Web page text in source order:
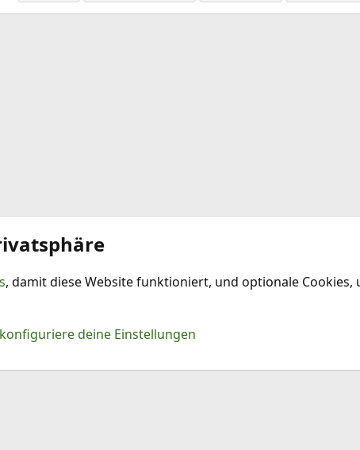
, damit diese Website funktioniert, und optionale
deine Einstellungen